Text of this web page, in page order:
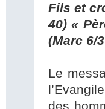
Fils et
40) «
(Marc 6/
Le